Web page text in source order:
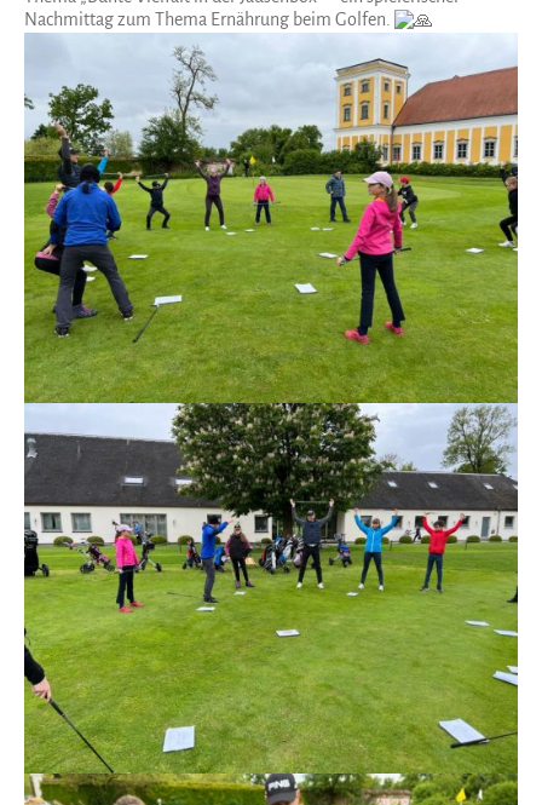
Nachmittag zum Thema Ernährung beim Golfen.